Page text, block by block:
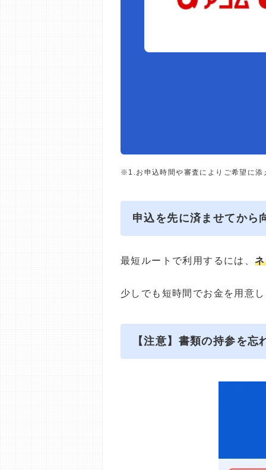
※1.お申込時間や審査によりご希望に添
申込を先に済ませてから
最短ルートで利用するには、
少しでも短時間でお金を用意
【注意】書類の持参を忘